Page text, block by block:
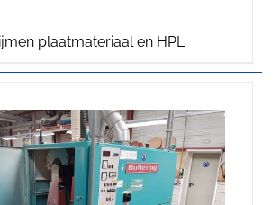
plaatmateriaal en HPL